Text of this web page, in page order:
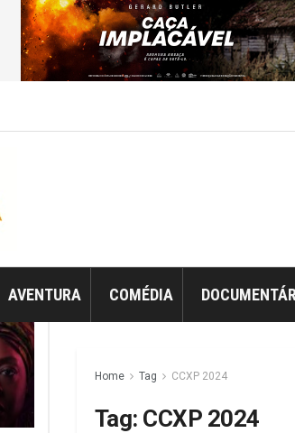
AVENTURA COMÉDIA
Home Tag CCXP 2024
Tag: CCXP 2024